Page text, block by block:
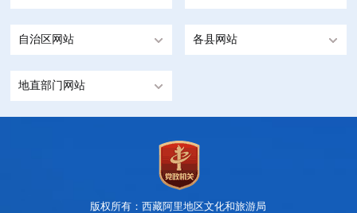
自治区网站 各县网站
地直部门网站
版权所有：西藏阿里地区文化和旅游局